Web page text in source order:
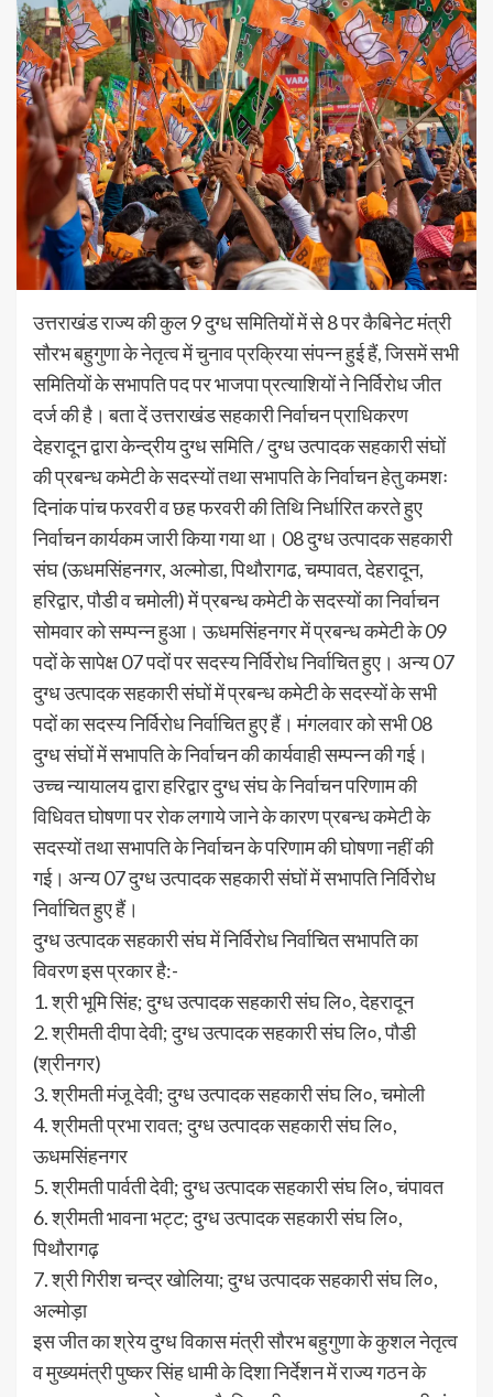
उत्तराखंड राज्य की कुल 9 दुग्ध समितियों में से 8 पर कैबिनेट मंत्री
सौरभ बहुगुणा के नेतृत्व में चुनाव प्रक्रिया संपन्न हुई हैं, जिसमें सभी
समितियों के सभापति पद पर भाजपा प्रत्याशियों ने निर्विरोध जीत
दर्ज की है। बता दें उत्तराखंड सहकारी निर्वाचन प्राधिकरण
देहरादून द्वारा केन्द्रीय दुग्ध समिति / दुग्ध उत्पादक सहकारी संघों
की प्रबन्ध कमेटी के सदस्यों तथा सभापति के निर्वाचन हेतु कमशः
दिनांक पांच फरवरी व छह फरवरी की तिथि निर्धारित करते हुए
निर्वाचन कार्यकम जारी किया गया था। 08 दुग्ध उत्पादक सहकारी
संघ (ऊधमसिंहनगर, अल्मोडा, पिथौरागढ, चम्पावत, देहरादून,
हरिद्वार, पौडी व चमोली) में प्रबन्ध कमेटी के सदस्यों का निर्वाचन
सोमवार को सम्पन्न हुआ। ऊधमसिंहनगर में प्रबन्ध कमेटी के 09
पदों के सापेक्ष 07 पदों पर सदस्य निर्विरोध निर्वाचित हुए। अन्य 07
दुग्ध उत्पादक सहकारी संघों में प्रबन्ध कमेटी के सदस्यों के सभी
पदों का सदस्य निर्विरोध निर्वाचित हुए हैं। मंगलवार को सभी 08
दुग्ध संघों में सभापति के निर्वाचन की कार्यवाही सम्पन्न की गई।
उच्च न्यायालय द्वारा हरिद्वार दुग्ध संघ के निर्वाचन परिणाम की
विधिवत घोषणा पर रोक लगाये जाने के कारण प्रबन्ध कमेटी के
सदस्यों तथा सभापति के निर्वाचन के परिणाम की घोषणा नहीं की
गई। अन्य 07 दुग्ध उत्पादक सहकारी संघों में सभापति निर्विरोध
निर्वाचित हुए हैं।
दुग्ध उत्पादक सहकारी संघ में निर्विरोध निर्वाचित सभापति का
विवरण इस प्रकार है:-
1. श्री भूमि सिंह; दुग्ध उत्पादक सहकारी संघ लि०, देहरादून
2. श्रीमती दीपा देवी; दुग्ध उत्पादक सहकारी संघ लि०, पौडी
(श्रीनगर)
3. श्रीमती मंजू देवी; दुग्ध उत्पादक सहकारी संघ लि०, चमोली
4. श्रीमती प्रभा रावत; दुग्ध उत्पादक सहकारी संघ लि०,
ऊधमसिंहनगर
5. श्रीमती पार्वती देवी; दुग्ध उत्पादक सहकारी संघ लि०, चंपावत
6. श्रीमती भावना भट्ट; दुग्ध उत्पादक सहकारी संघ लि०,
पिथौरागढ़
7. श्री गिरीश चन्द्र खोलिया; दुग्ध उत्पादक सहकारी संघ लि०,
अल्मोड़ा
इस जीत का श्रेय दुग्ध विकास मंत्री सौरभ बहुगुणा के कुशल नेतृत्व
व मुख्यमंत्री पुष्कर सिंह धामी के दिशा निर्देशन में राज्य गठन के